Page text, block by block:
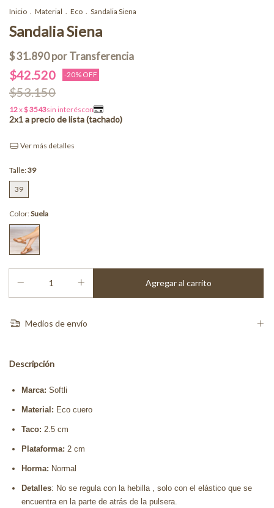
Inicio . Material . Eco . Sandalia Siena
Sandalia Siena
$42.520 -20% OFF
$53.150
Ver más detalles
Talle:39
39
Color:Suela
Medios de envío
Descripción
Marca: Softli
Material: Eco cuero
Taco: 2.5 cm
Plataforma: 2 cm
Horma: Normal
Detalles: No se regula con la hebilla , solo con el elástico que se
encuentra en la parte de atrás de la pulsera.